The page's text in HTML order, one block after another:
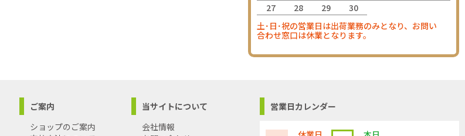
27
28 29
30
土･日･祝の営業日は出荷業務のみとなり、お問い
合わせ窓口は休業となります。
ご案内
ショップのご案内
当サイトについて
会社情報
営業日カレンダー